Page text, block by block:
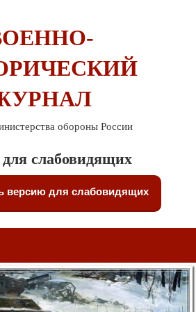
обороны России
слабовидящих
версию для слабовидящих